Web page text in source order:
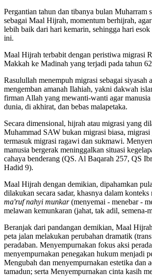
Pergantian tahun dan tibanya bulan Muharram
sebagai Maal Hijrah, momentum berhijrah,
lebih baik dari hari kemarin, sehingga hari
ini.
Maal Hijrah terbabit dengan peristiwa migrasi
Makkah ke Madinah yang terjadi pada tahun
Rasulullah menempuh migrasi sebagai siyasah
mengemban amanah Ilahiah, yakni dakwah
firman Allah yang mewanti-wanti agar manusia
dunia, di akhirat, dan bebas malapetaka.
Secara dimensional, hijrah atau migrasi yang
Muhammad SAW bukan migrasi biasa,
termasuk migrasi ragawi dan sukmawi.
manusia bergerak meninggalkan situasi
cahaya benderang (QS. Al Baqarah 257, QS
Hadid 9).
Maal Hijrah dengan demikian, dipahamkan
dilakukan secara sadar, khasnya dalam konteks
ma'ruf nahyi munkar(menyemai - menebar -
melawan kemunkaran (jahat, tak adil, semena-
Beranjak dari pandangan demikian, Maal
peta jalan melakukan perubahan dramatik
peradaban. Menyempurnakan fokus aksi
menyempurnakan penegakan hukum menjadi
Mengubah dan menyempurnakan estetika dan
tamadun; serta Menyempurnakan cinta kasih